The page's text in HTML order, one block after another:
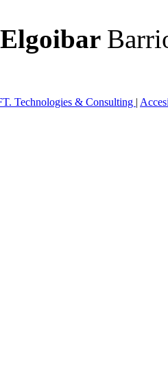
Technologies & Consulting |